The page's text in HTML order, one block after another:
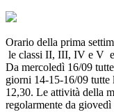
Orario della prima
le classi II, III, IV e V
Da mercoledì 16/09
giorni 14-15-16/09 tutte
12,30. Le attività della
regolarmente da giovedì